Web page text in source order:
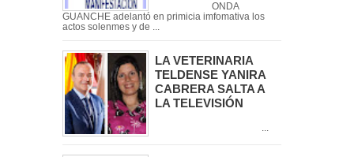
ONDA
GUANCHE adelantó en primicia imfomativa los
actos solenmes y de ...
LA VETERINARIA
TELDENSE YANIRA
CABRERA SALTA A
LA TELEVISIÓN